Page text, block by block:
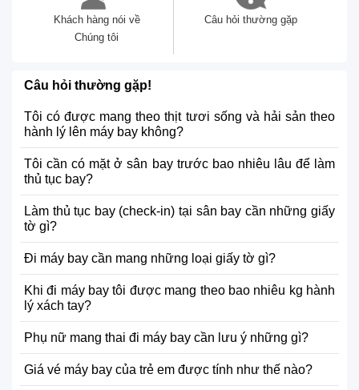
Khách hàng nói về
Chúng tôi
Câu hỏi thường gặp
Câu hỏi thường gặp!
Tôi có được mang theo thịt tươi sống và hải sản theo
hành lý lên máy bay không?
Tôi cần có mặt ở sân bay trước bao nhiêu lâu để làm
thủ tục bay?
Làm thủ tục bay (check-in) tại sân bay cần những giấy
tờ gì?
Đi máy bay cần mang những loại giấy tờ gì?
Khi đi máy bay tôi được mang theo bao nhiêu kg hành
lý xách tay?
Phụ nữ mang thai đi máy bay cần lưu ý những gì?
Giá vé máy bay của trẻ em được tính như thế nào?